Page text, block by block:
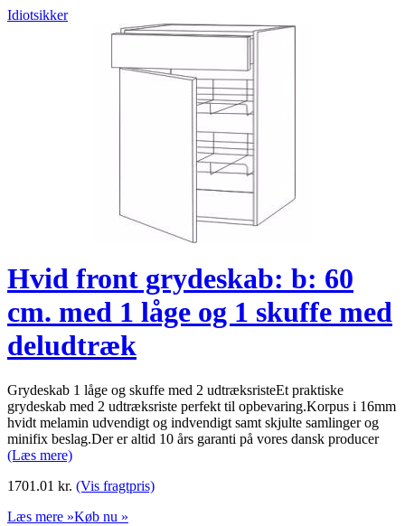
Idiotsikker
Hvid front grydeskab: b: 60
cm. med 1 låge og 1 skuffe med
deludtræk
Grydeskab 1 låge og skuffe med 2 udtræksristeEt praktiske
grydeskab med 2 udtræksriste perfekt til opbevaring.Korpus i 16mm
hvidt melamin udvendigt og indvendigt samt skjulte samlinger og
minifix beslag.Der er altid 10 års garanti på vores dansk producer
(Læs mere)
1701.01 kr. (Vis fragtpris)
Læs mere »Køb nu »